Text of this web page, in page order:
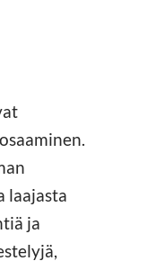
laajasta
ja